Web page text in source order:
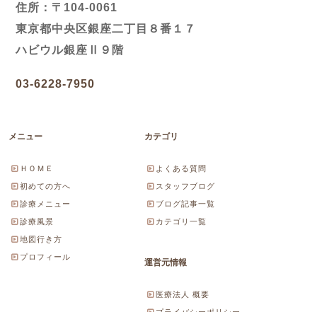
住所：〒104-0061
東京都中央区銀座二丁目８番１７
ハビウル銀座Ⅱ９階
03-6228-7950
メニュー
ＨＯＭＥ
初めての方へ
診療メニュー
診療風景
地図行き方
プロフィール
カテゴリ
よくある質問
スタッフブログ
ブログ記事一覧
カテゴリ一覧
運営元情報
医療法人 概要